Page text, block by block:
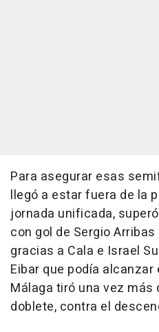
Para asegurar esas
llegó a estar fuera de la
jornada unificada,
con gol de Sergio
gracias a Cala e Israel
Eibar que podía alcanzar
Málaga tiró una vez más
doblete, contra el